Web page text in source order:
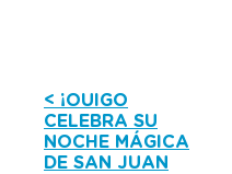
< ¡OUIGO
CELEBRA SU
NOCHE MÁGICA
DE SAN JUAN